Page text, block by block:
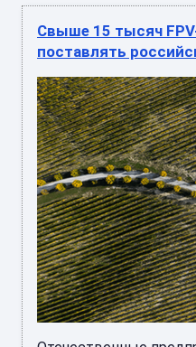
Свыше 15 тысяч
поставлять